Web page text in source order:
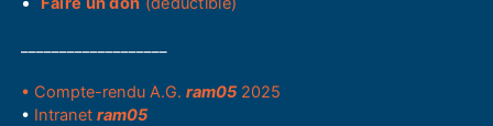
• Compte-rendu A.G.ram05 2025
• Intranetram05